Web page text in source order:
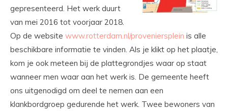
gepresenteerd. Het werk duurt
van mei 2016 tot voorjaar 2018.
Op de website www.rotterdam.nl/proveniersplein is alle
beschikbare informatie te vinden. Als je klikt op het plaatje,
kom je ook meteen bij de plattegrondjes waar op staat
wanneer men waar aan het werk is. De gemeente heeft
ons uitgenodigd om deel te nemen aan een
klankbordgroep gedurende het werk. Twee bewoners van